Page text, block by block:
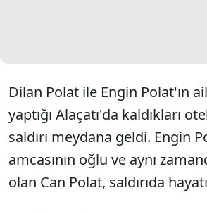
Dilan Polat ile Engin Polat'ın
yaptığı Alaçatı'da kaldıkları
saldırı meydana geldi. Engin
amcasının oğlu ve aynı
olan Can Polat, saldırıda